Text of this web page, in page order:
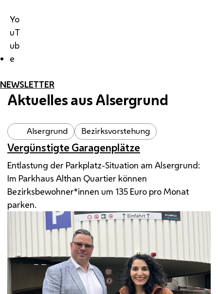
Yo
uT
ub
e
NEWSLETTER
Aktuelles aus Alsergrund
Alsergrund Bezirksvorstehung
Vergünstigte Garagenplätze
Entlastung der Parkplatz-Situation am Alsergrund:
Im Parkhaus Althan Quartier können
Bezirksbewohner*innen um 135 Euro pro Monat
parken.